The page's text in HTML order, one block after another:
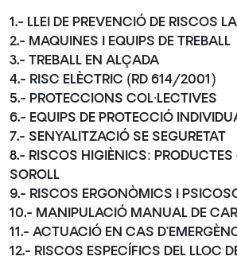
1.- LLEI DE PREVENCIÓ DE RISCOS
2.- MAQUINES I EQUIPS DE TREBALL
3.- TREBALL EN ALÇADA
4.- RISC ELÈCTRIC (RD 614/2001)
5.- PROTECCIONS COL·LECTIVES
6.- EQUIPS DE PROTECCIÓ
7.- SENYALITZACIÓ SE SEGURETAT
8.- RISCOS HIGIÈNICS:
SOROLL
9.- RISCOS ERGONÒMICS I
10.- MANIPULACIÓ MANUAL DE
11.- ACTUACIÓ EN CAS
12.- RISCOS ESPECÍFICS DEL LLOC